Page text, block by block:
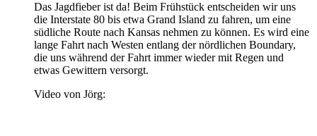
Das Jagdfieber ist da! Beim Frühstück entscheiden wir uns
die Interstate 80 bis etwa Grand Island zu fahren, um eine
südliche Route nach Kansas nehmen zu können. Es wird eine
lange Fahrt nach Westen entlang der nördlichen Boundary,
die uns während der Fahrt immer wieder mit Regen und
etwas Gewittern versorgt.
Video von Jörg: